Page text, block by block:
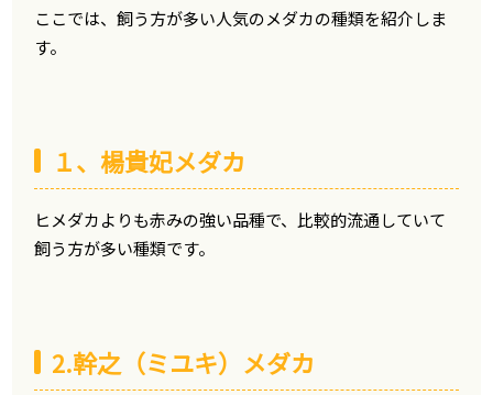
ここでは、飼う方が多い人気のメダカの種類を紹介しま
す。
１、楊貴妃メダカ
ヒメダカよりも赤みの強い品種で、比較的流通していて
飼う方が多い種類です。
2.幹之（ミユキ）メダカ